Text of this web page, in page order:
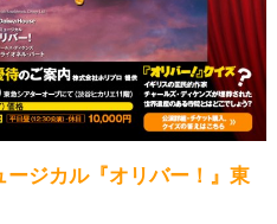
ージカル『オリバー！』 東